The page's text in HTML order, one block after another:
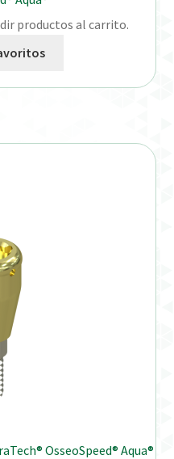
productos al carrito.
OsseoSpeed® Aqua®